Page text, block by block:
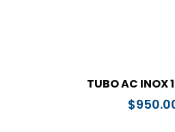
TUBO AC INOX
$